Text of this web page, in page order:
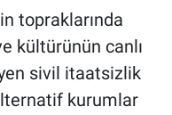
topraklarında
kültürünün canlı
sivil itaatsizlik
kurumlar